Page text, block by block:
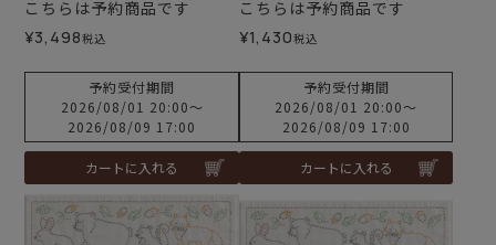
こちらは予約商品です
¥3,498税込
予約受付期間
2026/08/01 20:00〜
2026/08/09 17:00
カートに入れる
こちらは予約商品です
¥1,430税込
予約受付期間
2026/08/01 20:00〜
2026/08/09 17:00
カートに入れる